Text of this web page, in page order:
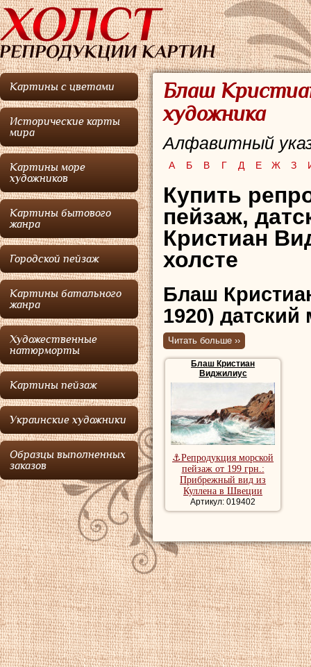
Картины с цветами
Исторические карты
мира
Картины море
художников
Картины бытового
жанра
Городской пейзаж
Картины батального
жанра
Художественные
натюрморты
Картины пейзаж
Украинские художники
Образцы выполненных
заказов
Блаш
художника
Алфавитный
А Б В Г Д Е Ж З
Купить
пейзаж,
Кристиан
холсте
Блаш
1920)
Блаш родился
директора школы.
старшую школу в
проходил
поступил в
изящных
выпускник в
путешествовал,
островах. Блаш
на севере
художников.
Блаш
морских
знал корабли и
Читать больше ››
Блаш Кристиан
Виджилиус
⚓Репродукция морской
пейзаж от 199 грн.:
Прибрежный вид из
Куллена в Швеции
Артикул: 019402